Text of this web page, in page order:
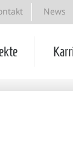
News